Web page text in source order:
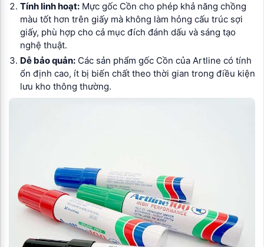
Tính linh hoạt:Mực gốc Cồn cho phép khả năng chồng
màu tốt hơn trên giấy mà không làm hỏng cấu trúc sợi
giấy, phù hợp cho cả mục đích đánh dấu và sáng tạo
nghệ thuật.
Dễ bảo quản:Các sản phẩm gốc Cồn của Artline có tính
ổn định cao, ít bị biến chất theo thời gian trong điều kiện
lưu kho thông thường.